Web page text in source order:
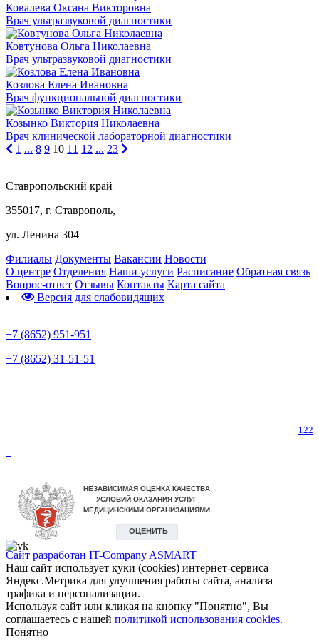
Ковалева Оксана Викторовна
Врач ультразвуковой диагностики
Ковтунова Ольга Николаевна
Врач ультразвуковой диагностики
Козлова Елена Ивановна
Врач функциональной диагностики
Козынко Виктория Николаевна
Врач клинической лабораторной диагностики
1 ... 8 9 10 11 12 ... 23
Ставропольский край
355017, г. Ставрополь,
ул. Ленина 304
Филиалы Документы Вакансии Новости
О центре Отделения Наши услуги Расписание Обратная связь
Вопрос-ответ Отзывы Контакты Карта сайта
Версия для слабовидящих
+7 (8652) 951-951
+7 (8652) 31-51-51
122
Сайт разработан IT-Company ASMART
Наш сайт использует куки (cookies) интернет-сервиса
Яндекс.Метрика для улучшения работы сайта, анализа
трафика и персонализации.
Используя сайт или кликая на кнопку "Понятно", Вы
соглашаетесь с нашей политикой использования cookies.
Понятно